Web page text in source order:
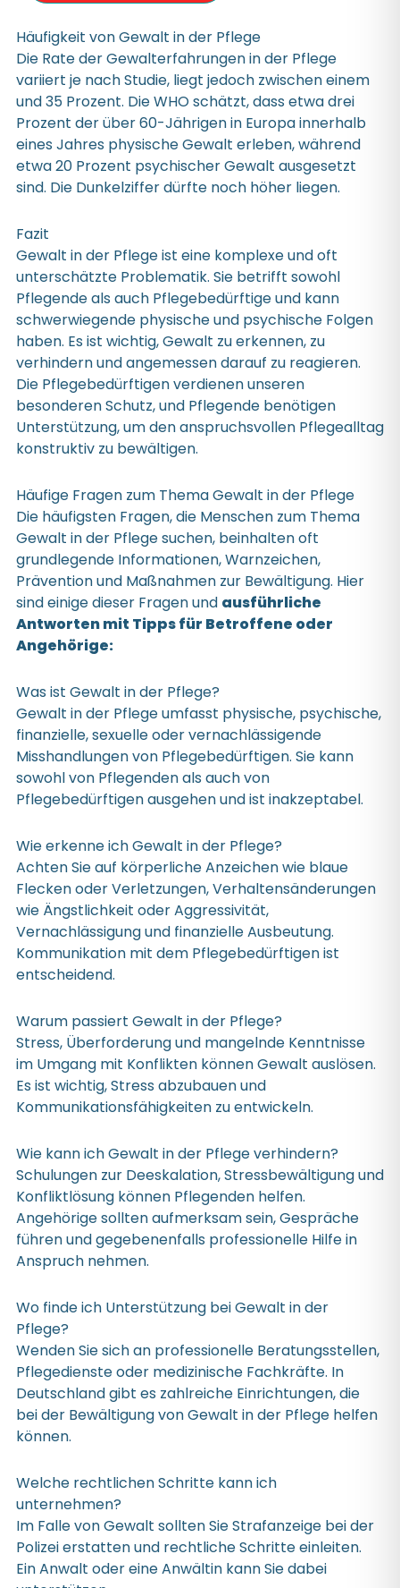
Häufigkeit von Gewalt in der Pflege
Die Rate der Gewalterfahrungen in der Pflege
variiert je nach Studie, liegt jedoch zwischen einem
und 35 Prozent. Die WHO schätzt, dass etwa drei
Prozent der über 60-Jährigen in Europa innerhalb
eines Jahres physische Gewalt erleben, während
etwa 20 Prozent psychischer Gewalt ausgesetzt
sind. Die Dunkelziffer dürfte noch höher liegen.
Fazit
Gewalt in der Pflege ist eine komplexe und oft
unterschätzte Problematik. Sie betrifft sowohl
Pflegende als auch Pflegebedürftige und kann
schwerwiegende physische und psychische Folgen
haben. Es ist wichtig, Gewalt zu erkennen, zu
verhindern und angemessen darauf zu reagieren.
Die Pflegebedürftigen verdienen unseren
besonderen Schutz, und Pflegende benötigen
Unterstützung, um den anspruchsvollen Pflegealltag
konstruktiv zu bewältigen.
Häufige Fragen zum Thema Gewalt in der Pflege
Die häufigsten Fragen, die Menschen zum Thema
Gewalt in der Pflege suchen, beinhalten oft
grundlegende Informationen, Warnzeichen,
Prävention und Maßnahmen zur Bewältigung. Hier
sind einige dieser Fragen und ausführliche
Antworten mit Tipps für Betroffene oder
Angehörige:
Was ist Gewalt in der Pflege?
Gewalt in der Pflege umfasst physische, psychische,
finanzielle, sexuelle oder vernachlässigende
Misshandlungen von Pflegebedürftigen. Sie kann
sowohl von Pflegenden als auch von
Pflegebedürftigen ausgehen und ist inakzeptabel.
Wie erkenne ich Gewalt in der Pflege?
Achten Sie auf körperliche Anzeichen wie blaue
Flecken oder Verletzungen, Verhaltensänderungen
wie Ängstlichkeit oder Aggressivität,
Vernachlässigung und finanzielle Ausbeutung.
Kommunikation mit dem Pflegebedürftigen ist
entscheidend.
Warum passiert Gewalt in der Pflege?
Stress, Überforderung und mangelnde Kenntnisse
im Umgang mit Konflikten können Gewalt auslösen.
Es ist wichtig, Stress abzubauen und
Kommunikationsfähigkeiten zu entwickeln.
Wie kann ich Gewalt in der Pflege verhindern?
Schulungen zur Deeskalation, Stressbewältigung und
Konfliktlösung können Pflegenden helfen.
Angehörige sollten aufmerksam sein, Gespräche
führen und gegebenenfalls professionelle Hilfe in
Anspruch nehmen.
Wo finde ich Unterstützung bei Gewalt in der
Pflege?
Wenden Sie sich an professionelle Beratungsstellen,
Pflegedienste oder medizinische Fachkräfte. In
Deutschland gibt es zahlreiche Einrichtungen, die
bei der Bewältigung von Gewalt in der Pflege helfen
können.
Welche rechtlichen Schritte kann ich
unternehmen?
Im Falle von Gewalt sollten Sie Strafanzeige bei der
Polizei erstatten und rechtliche Schritte einleiten.
Ein Anwalt oder eine Anwältin kann Sie dabei